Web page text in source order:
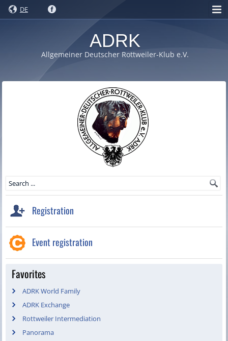
DE
ADRK
Allgemeiner Deutscher Rottweiler-Klub e.V.
Registration
Event registration
Favorites
ADRK World Family
ADRK Exchange
Rottweiler Intermediation
Panorama